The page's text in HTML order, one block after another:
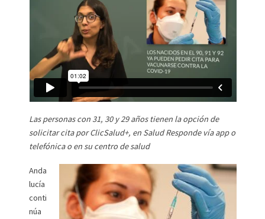
Las personas con 31, 30 y 29 años tienen la opción de
solicitar cita por ClicSalud+, en Salud Responde vía app o
telefónica o en su centro de salud
Anda
lucía
conti
núa